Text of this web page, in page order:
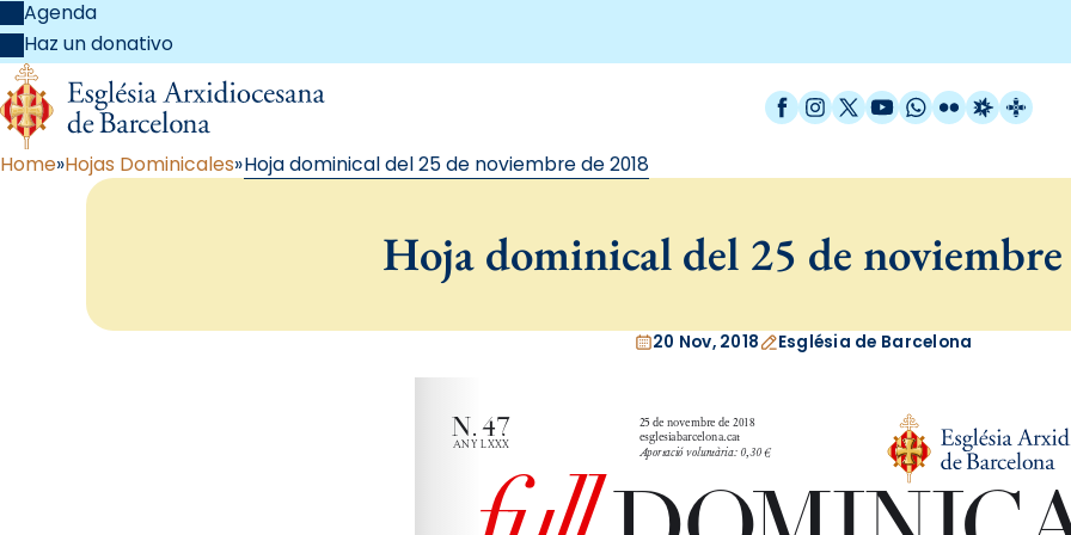
Agenda
Haz un donativo
Facebook
Instagram
X / Twitter
YouTube
WhatsApp
FlickrRadio
Home Hojas Dominicales Hoja dominical del 25 de noviembre de 2018
Hoja dominical del 25 de
20 Nov, 2018 Església de Barcelona